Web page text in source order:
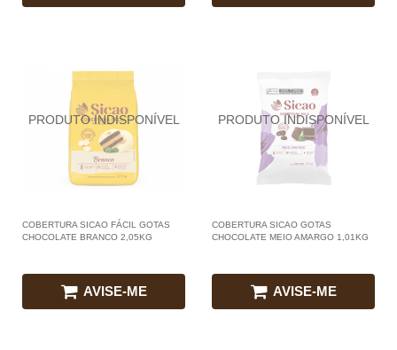
COBERTURA SICAO FÁCIL GOTAS
CHOCOLATE BRANCO 2,05KG
AVISE-ME
COBERTURA SICAO GOTAS
CHOCOLATE MEIO AMARGO 1,01KG
AVISE-ME